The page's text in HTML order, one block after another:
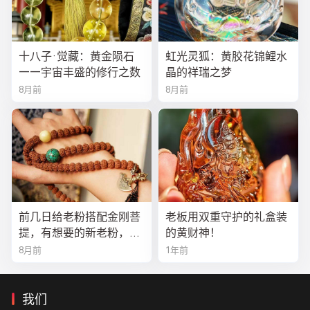
十八子·觉藏：黄金陨石
——宇宙丰盛的修行之数
8月前
虹光灵狐：黄胶花锦鲤水
晶的祥瑞之梦
8月前
前几日给老粉搭配金刚菩
提，有想要的新老粉，都
可以来排队
8月前
老板用双重守护的礼盒装
的黄财神！
1年前
我们